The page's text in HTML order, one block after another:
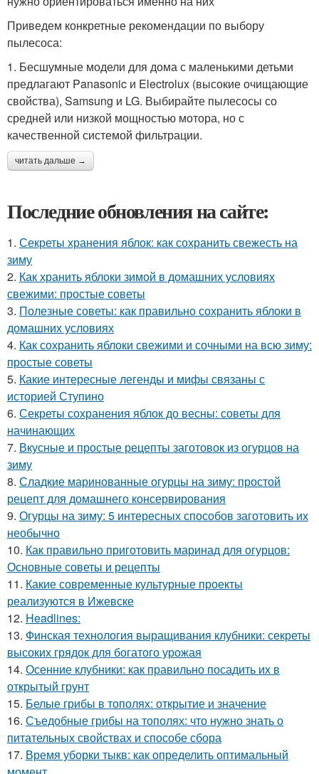
Приведем конкретные рекомендации по выбору
пылесоса:
1. Бесшумные модели для дома с маленькими детьми
предлагают Panasonic и Electrolux (высокие очищающие
свойства), Samsung и LG. Выбирайте пылесосы со
средней или низкой мощностью мотора, но с
качественной системой фильтрации.
читать дальше →
Последние обновления на сайте:
1. Секреты хранения яблок: как сохранить свежесть на
зиму
2. Как хранить яблоки зимой в домашних условиях
свежими: простые советы
3. Полезные советы: как правильно сохранить яблоки в
домашних условиях
4. Как сохранить яблоки свежими и сочными на всю зиму:
простые советы
5. Какие интересные легенды и мифы связаны с
историей Ступино
6. Секреты сохранения яблок до весны: советы для
начинающих
7. Вкусные и простые рецепты заготовок из огурцов на
зиму
8. Сладкие маринованные огурцы на зиму: простой
рецепт для домашнего консервирования
9. Огурцы на зиму: 5 интересных способов заготовить их
необычно
10. Как правильно приготовить маринад для огурцов:
Основные советы и рецепты
11. Какие современные культурные проекты
реализуются в Ижевске
12. Headlines:
13. Финская технология выращивания клубники: секреты
высоких грядок для богатого урожая
14. Осенние клубники: как правильно посадить их в
открытый грунт
15. Белые грибы в тополях: открытие и значение
16. Съедобные грибы на тополях: что нужно знать о
питательных свойствах и способе сбора
17. Время уборки тыкв: как определить оптимальный